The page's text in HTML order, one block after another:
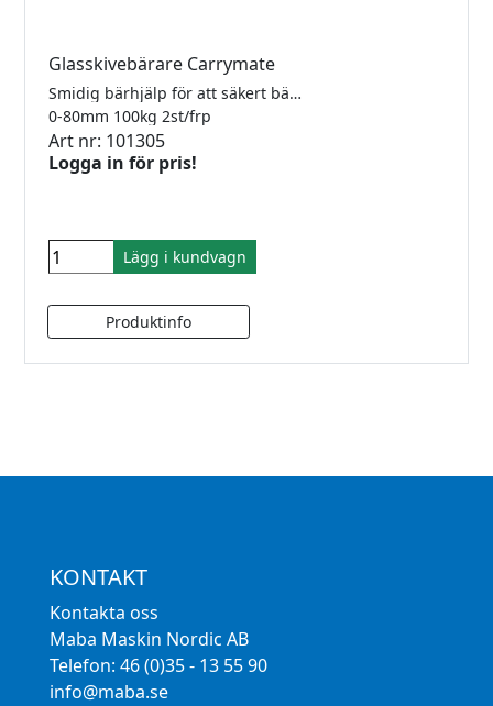
Glasskivebärare Carrymate
Smidig bärhjälp för att säkert bära glas och plast, speciellt genom smala passager och över ojämna grunder. Carrymate bärhjälp används i par och varje glasbärare kan lyfta upp till 100 kg vilket gör dem lämpliga för att flytta ett brett utbud av material. Användarens lyftarm förblir rak och därmed mer avslappnad och andra handen kan man nu stödja materialet eller flytta hinder med (öppna dörrar etc.) Spännsystemet anpassar sig själv till materialets tjocklek och håller det ordentligt utan att skada ytan. Alla delar av Carrymate Transport Grips som berör belastningen är täckta med en speciell beläggning så att även de mest polerade materialen inte kommer att repas. Det ergonomiskt utformade bärgapet ger en säker hållning och även under snäva svängar kan användaren enkelt hålla fast vid lasten. Lyftkraft 100kg.
0-80mm 100kg 2st/frp
Art nr: 101305
Logga in för pris!
Lägg i kundvagn
KONTAKT
Kontakta oss
Maba Maskin Nordic AB
Telefon: 46 (0)35 - 13 55 90
info@maba.se